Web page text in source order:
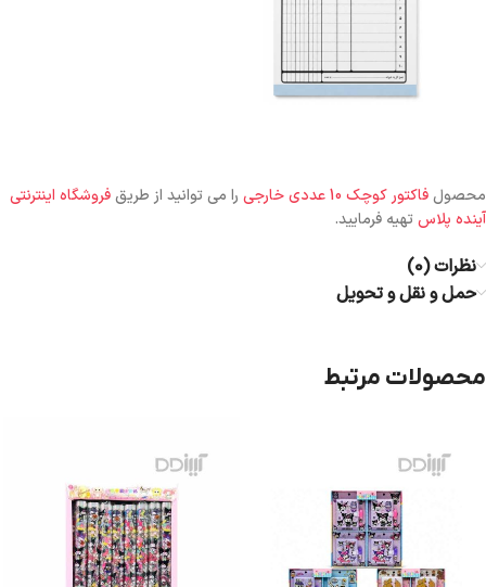
محصولفاکتور کوچک 10 عددی خارجی را می توانید از طریقفروشگاه اینترنتی
آینده پلاستهیه فرمایید.
نظرات (0)
حمل و نقل و تحویل
محصولات مرتبط